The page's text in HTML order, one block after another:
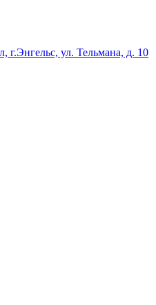
г.Энгельс, ул. Тельмана, д. 10